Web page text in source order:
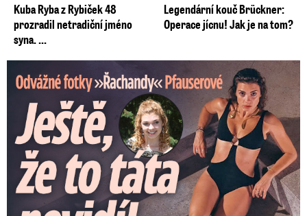
Kuba Ryba z Rybiček 48
prozradil netradiční jméno
syna. ...
Legendární kouč Brückner:
Operace jícnu! Jak je na tom?
Odvážné fotky Denisy Pfauserové: Ještě, že to táta nevidí